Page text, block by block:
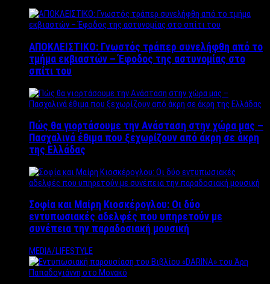
ΑΠΟΚΛΕΙΣΤΙΚΟ: Γνωστός τράπερ συνελήφθη από το
τμήμα εκβιαστών – Έφοδος της αστυνομίας στο
σπίτι του
Πώς θα γιορτάσουμε την Ανάσταση στην χώρα μας –
Πασχαλινά έθιμα που ξεχωρίζουν από άκρη σε άκρη
της Ελλάδας
Σοφία και Μαίρη Κιοσκέρογλου: Οι δύο
εντυπωσιακές αδελφές που υπηρετούν με
συνέπεια την παραδοσιακή μουσική
MEDIA/LIFESTYLE